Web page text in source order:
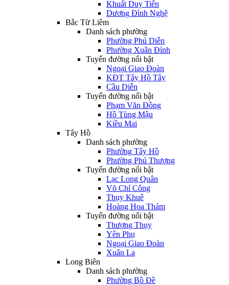
Khuất Duy Tiến
Dương Đình Nghệ
Bắc Từ Liêm
Danh sách phường
Phường Phú Diễn
Phường Xuân Đỉnh
Tuyến đường nổi bật
Ngoại Giao Đoàn
KĐT Tây Hồ Tây
Cầu Diễn
Tuyến đường nổi bật
Phạm Văn Đồng
Hồ Tùng Mậu
Kiều Mai
Tây Hồ
Danh sách phường
Phường Tây Hồ
Phường Phú Thượng
Tuyến đường nổi bật
Lạc Long Quân
Võ Chí Công
Thụy Khuê
Hoàng Hoa Thám
Tuyến đường nổi bật
Thượng Thụy
Yên Phụ
Ngoại Giao Đoàn
Xuân La
Long Biên
Danh sách phường
Phường Bồ Đề